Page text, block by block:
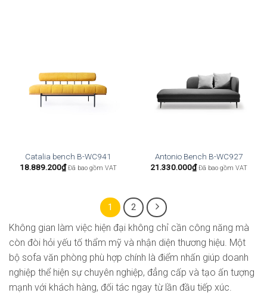
Catalia bench B-WC941
18.889.200₫ Đã bao gồm VAT
Antonio Bench B-WC927
21.330.000₫ Đã bao gồm VAT
1 2
Không gian làm việc hiện đại không chỉ cần công năng mà
còn đòi hỏi yếu tố thẩm mỹ và nhận diện thương hiệu. Một
bộ sofa văn phòng phù hợp chính là điểm nhấn giúp doanh
nghiệp thể hiện sự chuyên nghiệp, đẳng cấp và tạo ấn tượng
mạnh với khách hàng, đối tác ngay từ lần đầu tiếp xúc.